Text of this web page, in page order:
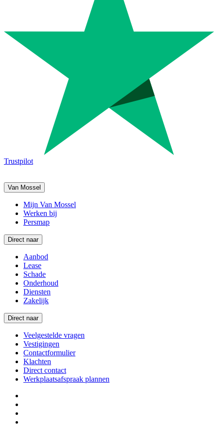
Trustpilot
Van Mossel
Mijn Van Mossel
Werken bij
Persmap
Direct naar
Aanbod
Lease
Schade
Onderhoud
Diensten
Zakelijk
Direct naar
Veelgestelde vragen
Vestigingen
Contactformulier
Klachten
Direct contact
Werkplaatsafspraak plannen